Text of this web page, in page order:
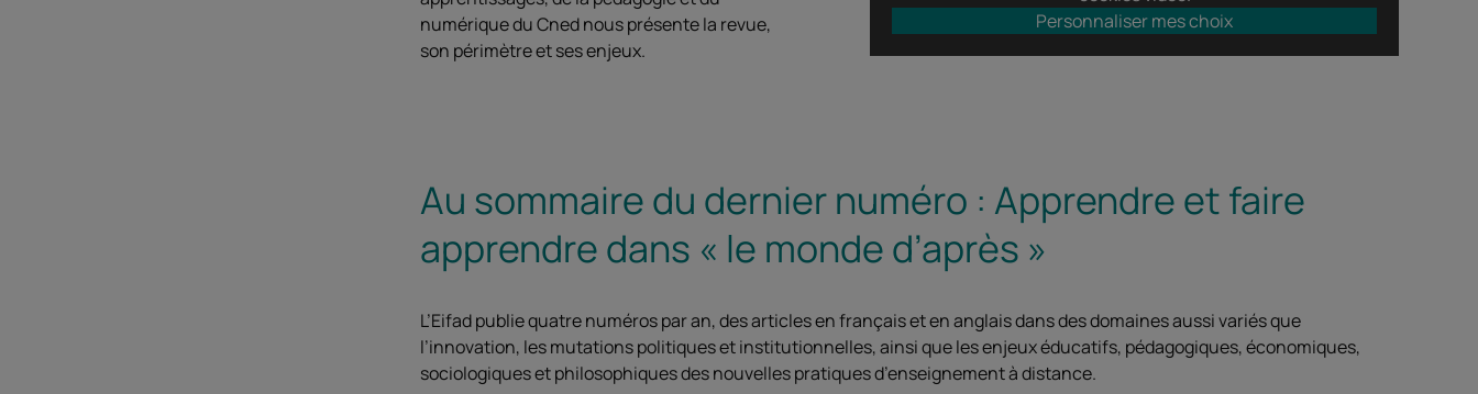
numérique du Cned nous présente la revue,
son périmètre et ses enjeux.
Personnaliser mes choix
Au sommaire du dernier numéro : Apprendre et faire
apprendre dans « le monde d’après »
L’Eifad publie quatre numéros par an, des articles en français et en anglais dans des domaines aussi variés que
l’innovation, les mutations politiques et institutionnelles, ainsi que les enjeux éducatifs, pédagogiques, économiques,
sociologiques et philosophiques des nouvelles pratiques d’enseignement à distance.